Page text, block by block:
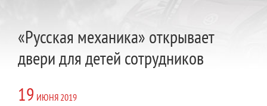
«Русская механика» открывает
двери для детей сотрудников
19 ИЮНЯ 2019